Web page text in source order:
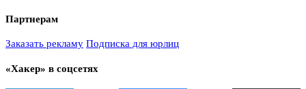
Партнерам
Заказать рекламу Подписка для юрлиц
«Хакер» в соцсетях